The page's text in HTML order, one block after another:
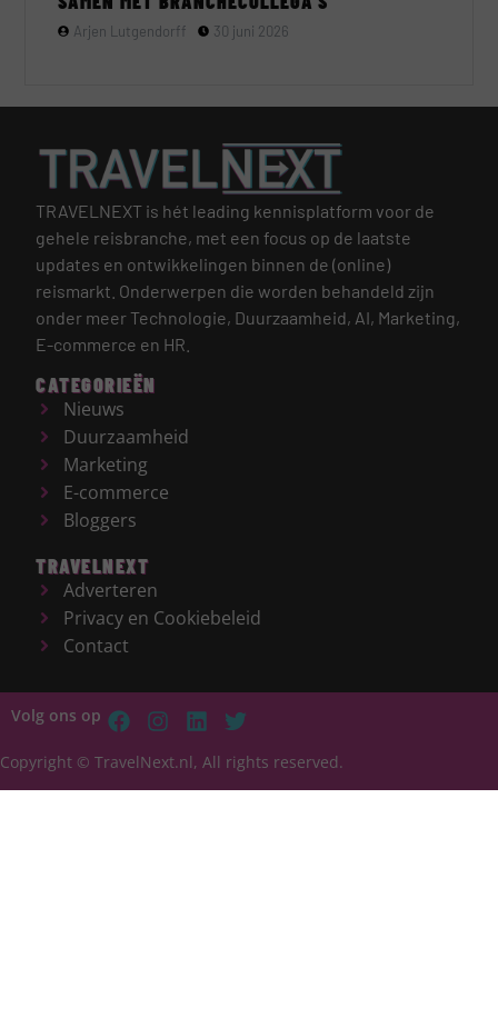
Arjen Lutgendorff 30 juni 2026
TRAVELNEXT is hét leading kennisplatform voor de
gehele reisbranche, met een focus op de laatste
updates en ontwikkelingen binnen de (online)
reismarkt. Onderwerpen die worden behandeld zijn
onder meer Technologie, Duurzaamheid, AI, Marketing,
E-commerce en HR.
CATEGORIEËN
Nieuws
Duurzaamheid
Marketing
E-commerce
Bloggers
TRAVELNEXT
Adverteren
Privacy en Cookiebeleid
Contact
Volg ons op
Copyright © TravelNext.nl, All rights reserved.